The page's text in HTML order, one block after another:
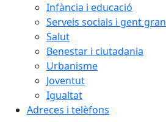
Infància i educació
Serveis socials i gent gran
Salut
Benestar i ciutadania
Urbanisme
Joventut
Igualtat
Adreces i telèfons